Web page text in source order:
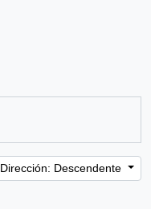
Dirección: Descendente